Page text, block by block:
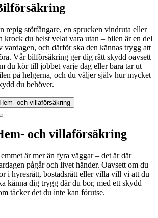
repig stötfångare, en sprucken vindruta eller
krock du helst velat vara utan – bilen är en del
vardagen, och därför ska den kännas trygg att
Vår bilförsäkring ger dig rätt skydd oavsett
du kör till jobbet varje dag eller bara tar ut
på helgerna, och du väljer själv hur mycket
du behöver.
Hem- och villaförsäkring
och villaförsäkring
är mer än fyra väggar – det är där
pågår och livet händer. Oavsett om du
i hyresrätt, bostadsrätt eller villa vill vi att du
känna dig trygg där du bor, med ett skydd
täcker det du inte kan förutse.